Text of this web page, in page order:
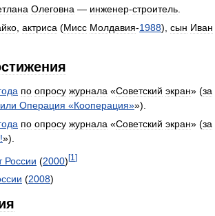
Олеговна — инженер-строитель
актриса (Мисс Молдавия-1988), сын Иван
по опросу журнала «Советский экран» (за
или Операция «Кооперация»»).
по опросу журнала «Советский экран» (за
!»).
России (2000)[1 ]
(2008)